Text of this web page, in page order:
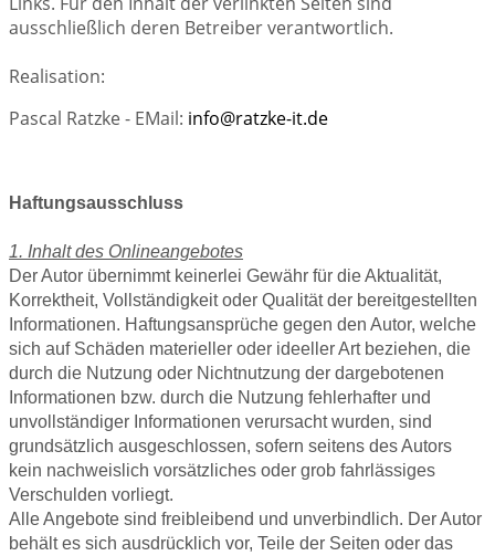
ausschließlich deren Betreiber verantwortlich.
Realisation:
Pascal Ratzke - EMail: info@ratzke-it.de
Haftungsausschluss
1. Inhalt des Onlineangebotes
Der Autor übernimmt keinerlei Gewähr für die Aktualität,
Korrektheit, Vollständigkeit oder Qualität der bereitgestellten
Informationen. Haftungsansprüche gegen den Autor, welche
sich auf Schäden materieller oder ideeller Art beziehen, die
durch die Nutzung oder Nichtnutzung der dargebotenen
Informationen bzw. durch die Nutzung fehlerhafter und
unvollständiger Informationen verursacht wurden, sind
grundsätzlich ausgeschlossen, sofern seitens des Autors
kein nachweislich vorsätzliches oder grob fahrlässiges
Verschulden vorliegt.
Alle Angebote sind freibleibend und unverbindlich. Der Autor
behält es sich ausdrücklich vor, Teile der Seiten oder das